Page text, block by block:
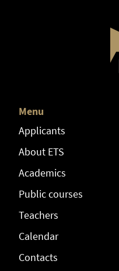
Menu
Applicants
About ETS
Academics
Public courses
Teachers
Calendar
Contacts